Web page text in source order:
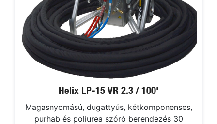
Helix LP-15 VR 2.3 / 100'
Magasnyomású, dugattyús, kétkomponenses,
purhab és poliurea szóró berendezés 30